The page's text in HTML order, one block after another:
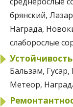
брянский,
Награда,
слаборослые
Бальзам,
Метеор,